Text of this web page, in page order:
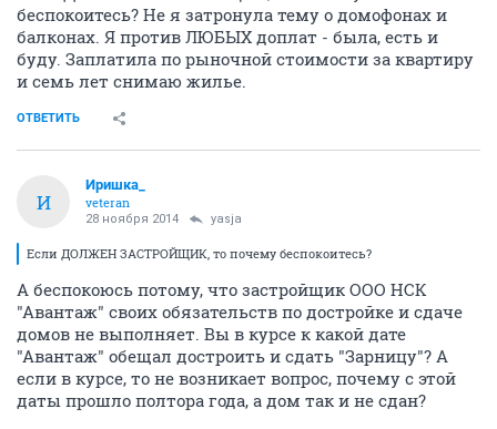
беспокоитесь? Не я затронула тему о домофонах и
балконах. Я против ЛЮБЫХ доплат - была, есть и
буду. Заплатила по рыночной стоимости за квартиру
и семь лет снимаю жилье.
ОТВЕТИТЬ
И
Иришка_
veteran
28 ноября 2014 yasja
Если ДОЛЖЕН ЗАСТРОЙЩИК, то почему беспокоитесь?
А беспокоюсь потому, что застройщик ООО НСК
"Авантаж" своих обязательств по достройке и сдаче
домов не выполняет. Вы в курсе к какой дате
"Авантаж" обещал достроить и сдать "Зарницу"? А
если в курсе, то не возникает вопрос, почему с этой
даты прошло полтора года, а дом так и не сдан?